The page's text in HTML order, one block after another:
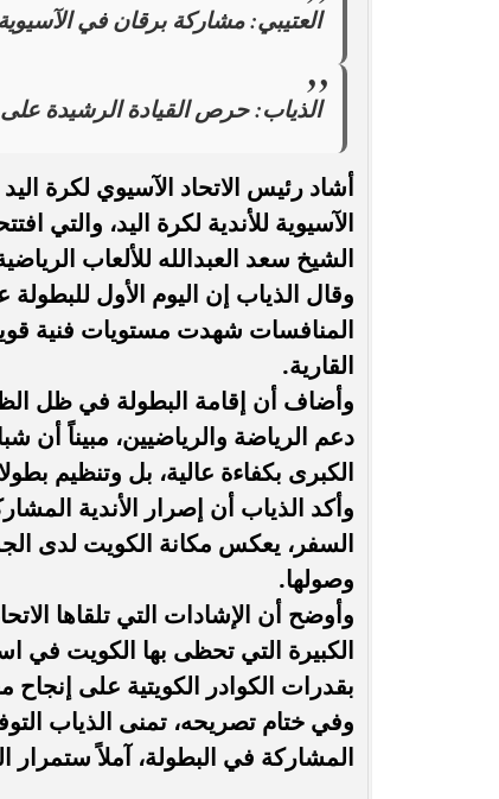
العتيبي: مشاركة برقان في
الذياب: حرص القيادة الرشيدة
أشاد رئيس الاتحاد الآسيوي لكرة
الآسيوية للأندية لكرة اليد،
الشيخ سعد العبدالله للألعاب
وقال الذياب إن اليوم الأول
المنافسات شهدت مستويات فنية قوية
القارية.
وأضاف أن إقامة البطولة في ظل
دعم الرياضة والرياضيين، مبيناً أن
الكبرى بكفاءة عالية، بل وتنظيم
وأكد الذياب أن إصرار الأندية
السفر، يعكس مكانة الكويت لدى
وصولها.
وأوضح أن الإشادات التي تلقاها
الكبيرة التي تحظى بها الكويت في
بقدرات الكوادر الكويتية على
وفي ختام تصريحه، تمنى الذياب
المشاركة في البطولة، آملاً ستمرار
انغام تختار جدة محطة اولى لتدشين
البومها
مصر تكتب